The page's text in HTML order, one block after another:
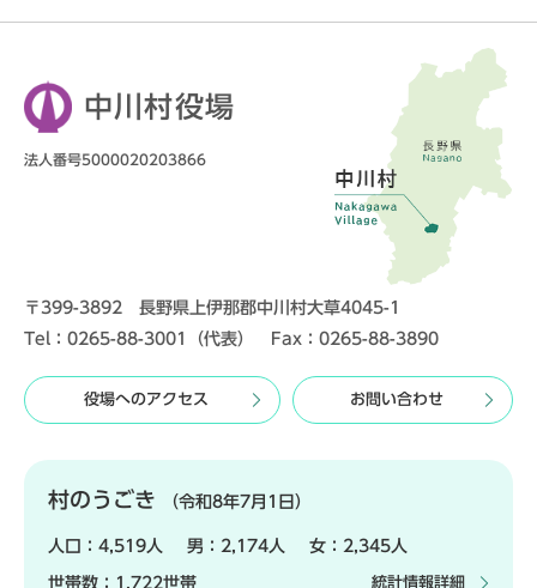
中川村役場
法人番号5000020203866
〒399-3892 長野県上伊那郡中川村大草4045-1
Tel：0265-88-3001（代表） Fax：0265-88-3890
役場へのアクセス お問い合わせ
村のうごき （令和8年7月1日）
人口： 4,519人 男： 2,174人 女： 2,345人
世帯数： 1,722世帯 統計情報詳細